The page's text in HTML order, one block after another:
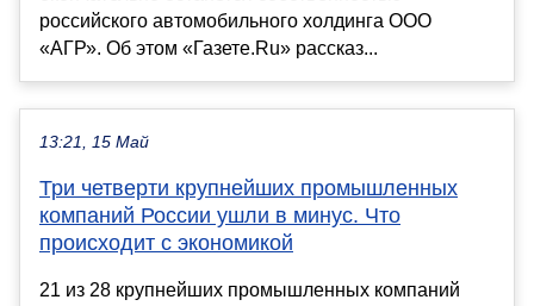
российского автомобильного холдинга ООО
«АГР». Об этом «Газете.Ru» рассказ...
13:21, 15 Май
Три четверти крупнейших промышленных
компаний России ушли в минус. Что
происходит с экономикой
21 из 28 крупнейших промышленных компаний